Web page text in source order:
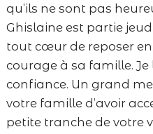
qu’ils ne sont pas
Ghislaine est partie
tout cœur de reposer
courage à sa famille.
confiance. Un grand
votre famille d’avoir
petite tranche de votre